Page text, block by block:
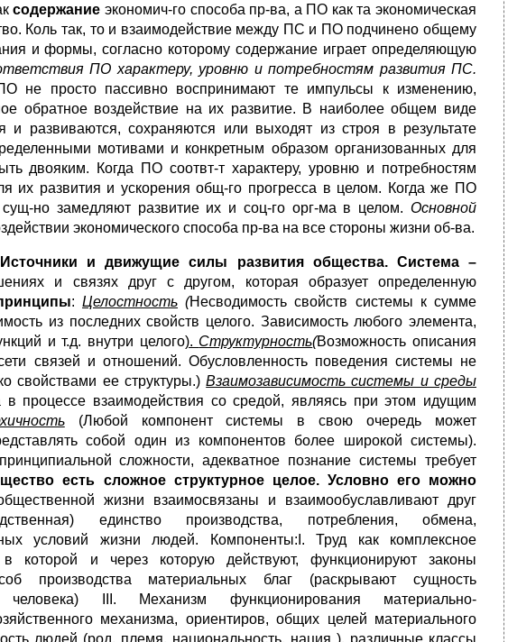
содержание экономич-го способа пр-ва, а ПО как та экономическая
Коль так, то и взаимодействие между ПС и ПО подчинено общему
и формы, согласно которому содержание играет определяющую
ПО характеру, уровню и потребностям развития ПС.
не просто пассивно воспринимают те импульсы к изменению,
обратное воздействие на их развитие. В наиболее общем виде
развиваются, сохраняются или выходят из строя в результате
мотивами и конкретным образом организованных для
двояким. Когда ПО соотвт-т характеру, уровню и потребностям
их развития и ускорения общ-го прогресса в целом. Когда же ПО
но замедляют развитие их и соц-го орг-ма в целом. Основной
экономического способа пр-ва на все стороны жизни об-ва.
и движущие силы развития общества. Система –
и связях друг с другом, которая образует определенную
:Целостность (Несводимость свойств системы к сумме
из последних свойств целого. Зависимость любого элемента,
и т.д. внутри целого). Структурность(Возможность описания
связей и отношений. Обусловленность поведения системы не
свойствами ее структуры.)Взаимозависимость системы и среды
процессе взаимодействия со средой, являясь при этом идущим
(Любой компонент системы в свою очередь может
собой один из компонентов более широкой системы).
сложности, адекватное познание системы требует
есть сложное структурное целое. Условно его можно
жизни взаимосвязаны и взаимообуславливают друг
единство производства, потребления, обмена,
условий жизни людей. Компоненты:I. Труд как комплексное
которой и через которую действуют, функционируют законы
производства материальных благ (раскрывают сущность
человека) III. Механизм функционирования материально-
механизма, ориентиров, общих целей материального
людей (род, племя, национальность, нация ), различные классы